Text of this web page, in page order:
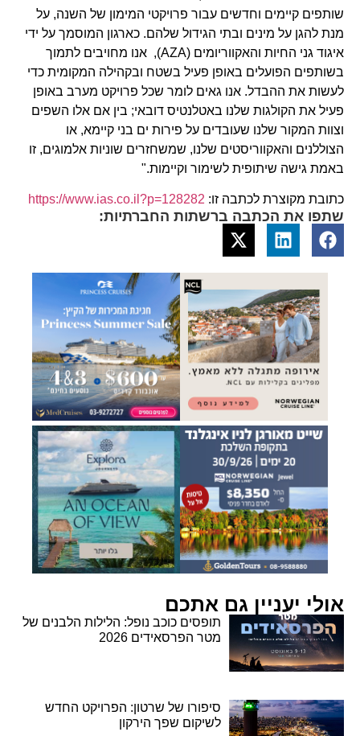
שותפים קיימים וחדשים עבור פרויקטי המימון של השנה, על
מנת להגן על מינים ובתי הגידול שלהם. כארגון המוסמך על ידי
איגוד גני החיות והאקווריומים (AZA), אנו מחויבים לתמוך
בשותפים הפועלים באופן פעיל בשטח ובקהילה המקומית כדי
לעשות את ההבדל. אנו גאים לומר שכל פרויקט מערב באופן
פעיל את הקולגות שלנו באטלנטיס דובאי; בין אם אלו השפים
וצוות המקור שלנו שעובדים על פירות ים בני קיימא, או
הצוללנים והאקווריסטים שלנו, שמשחזרים שוניות אלמוגים, זו
באמת גישה שיתופית לשימור וקיימות."
כתובת מקוצרת לכתבה זו: https://www.ias.co.il?p=128282
שתפו את הכתבה ברשתות החברתיות:
אולי יעניין גם אתכם
תופסים כוכב נופל: הלילות הלבנים של
מטר הפרסאידים 2026
סיפורו של שרטון: הפרויקט החדש
לשיקום שפך הירקון